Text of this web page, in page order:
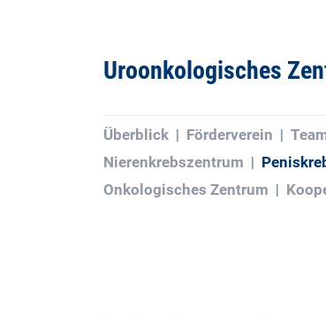
Uroonkologisches
Überblick Förderverein
Nierenkrebszentrum
Onkologisches Zentrum